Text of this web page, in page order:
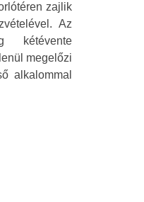
zajlik
Az
kétévente
megelőzi
alkalommal